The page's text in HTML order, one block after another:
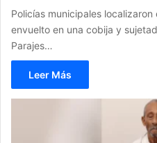
Policías municipales
envuelto en una cobija y
Parajes…
Leer Más